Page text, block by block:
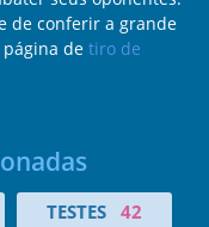
de conferir a grande
de tiro de
TESTES 42